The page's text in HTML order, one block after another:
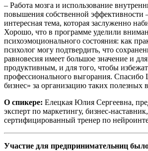
– Работа мозга и использование
повышения собственной эффективности
интересная тема, которая заслуженно
Хорошо, что в программе уделили
психоэмоционального состояния: как
психолог могу подтвердить, что
равновесия имеет большое значение и
продуктивным, и для того, чтобы
профессионального выгорания.
бизнес» за организацию таких полезных
О спикере: Елецкая Юлия Сергеевна,
эксперт по маркетингу, бизнес-наставник,
сертифицированный тренер по
Участие для предпринимательниц